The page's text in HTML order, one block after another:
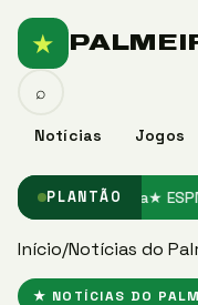
★
Notícias Jogos
⌕
PLANTÃO
em casa★ ESPN
Início/Notícias do
★ NOTÍCIAS DO